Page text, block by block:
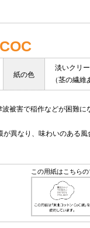
紙の色
淡いクリ
（茎の繊維
被害で稲作などが困難
が異なり、味わいのある
この用紙はこちら